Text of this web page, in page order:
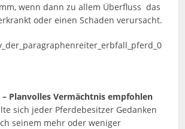
wenn dann zu allem Überfluss das
oder einen Schaden verursacht.
– Planvolles Vermächtnis empfohlen
sich jeder Pferdebesitzer Gedanken
seinem mehr oder weniger